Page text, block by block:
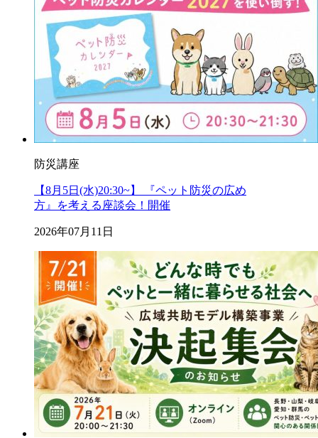
防災講座
【8月5日(水)20:30~】 『ペット防災の広め
方』を考える座談会！開催
2026年07月11日